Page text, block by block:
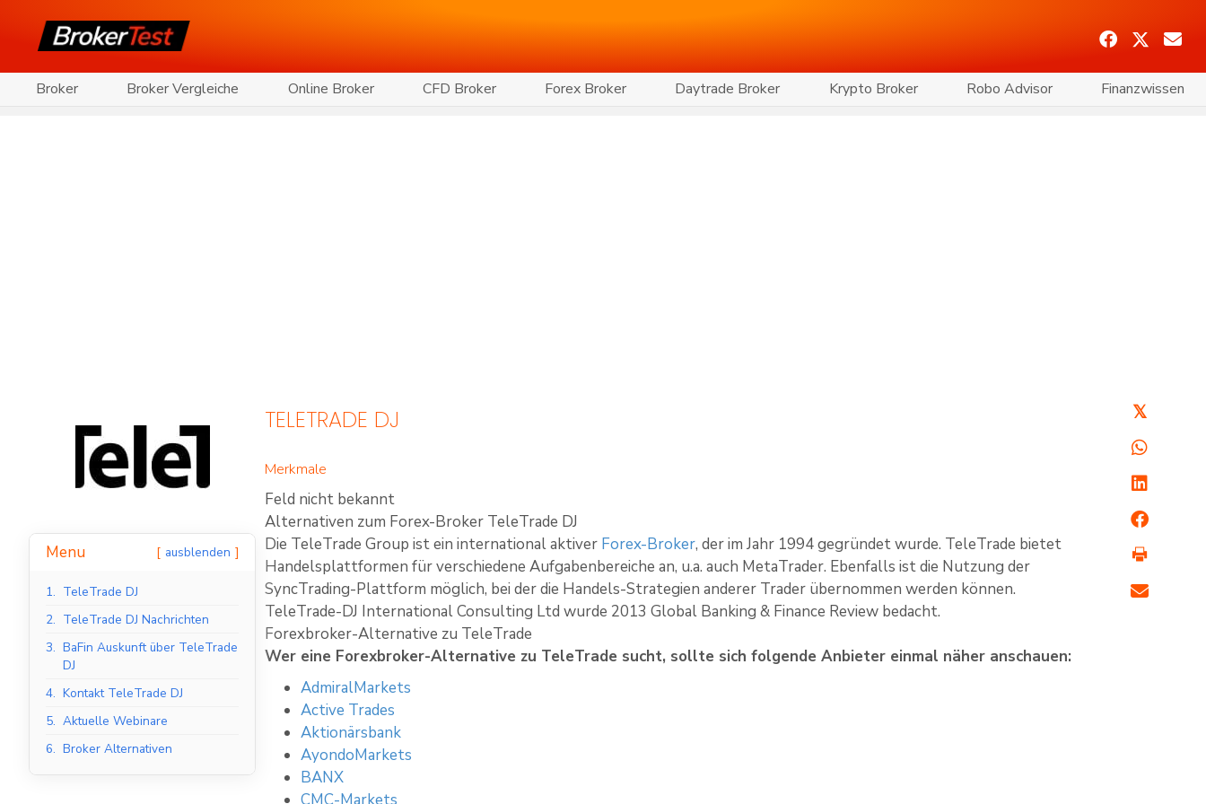
Broker Broker Vergleiche Online Broker CFD Broker Forex Broker Daytrade Broker Krypto Broker Robo Advisor Finanzwissen
Menu ausblenden
1. TeleTrade DJ
2. TeleTrade DJ Nachrichten
3. BaFin Auskunft über TeleTrade
DJ
4. Kontakt TeleTrade DJ
5. Aktuelle Webinare
6. Broker Alternativen
TELETRADE DJ
Merkmale
Feld nicht bekannt
Alternativen zum Forex-Broker TeleTrade DJ
Die TeleTrade Group ist ein international aktiver Forex-Broker, der im Jahr 1994 gegründet wurde. TeleTrade bietet
Handelsplattformen für verschiedene Aufgabenbereiche an, u.a. auch MetaTrader. Ebenfalls ist die Nutzung der
SyncTrading-Plattform möglich, bei der die Handels-Strategien anderer Trader übernommen werden können.
TeleTrade-DJ International Consulting Ltd wurde 2013 Global Banking & Finance Review bedacht.
Forexbroker-Alternative zu TeleTrade
Wer eine Forexbroker-Alternative zu TeleTrade sucht, sollte sich folgende Anbieter einmal näher anschauen:
AdmiralMarkets
Active Trades
Aktionärsbank
AyondoMarkets
BANX
𝕏